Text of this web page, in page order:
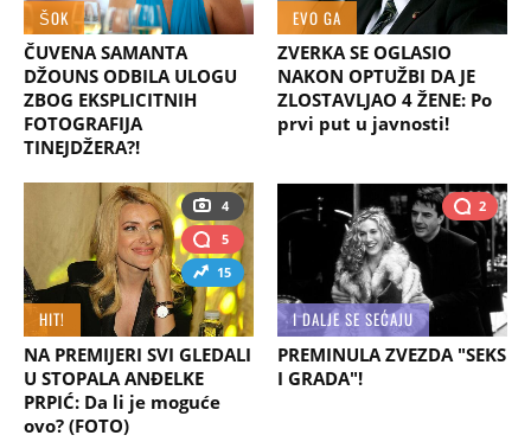
ŠOK
ČUVENA SAMANTA
DŽOUNS ODBILA ULOGU
ZBOG EKSPLICITNIH
FOTOGRAFIJA
TINEJDŽERA?!
EVO GA
ZVERKA SE OGLASIO
NAKON OPTUŽBI DA JE
ZLOSTAVLJAO 4 ŽENE: Po
prvi put u javnosti!
4
5
15
HIT!
NA PREMIJERI SVI GLEDALI
U STOPALA ANĐELKE
PRPIĆ: Da li je moguće
ovo? (FOTO)
2
I DALJE SE SEĆAJU
PREMINULA ZVEZDA "SEKS
I GRADA"!